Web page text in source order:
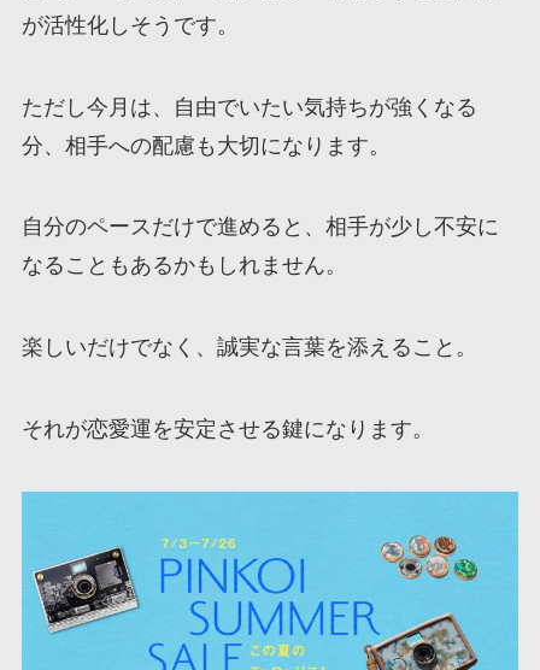
が活性化しそうです。
ただし今月は、自由でいたい気持ちが強くなる
分、相手への配慮も大切になります。
自分のペースだけで進めると、相手が少し不安に
なることもあるかもしれません。
楽しいだけでなく、誠実な言葉を添えること。
それが恋愛運を安定させる鍵になります。